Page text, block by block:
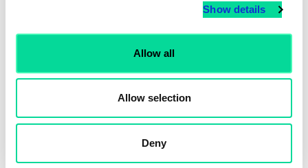
Show details
Allow all
Allow selection
Deny
Handsprit Spray 30 ml